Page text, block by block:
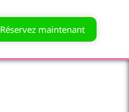
Réservez maintenant